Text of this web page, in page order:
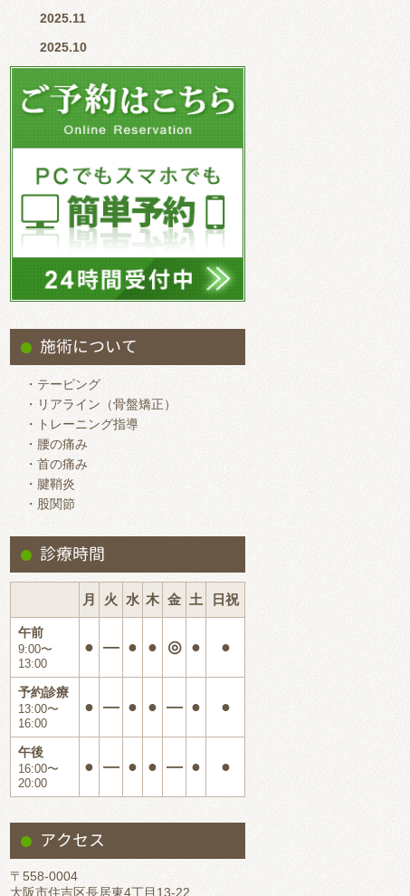
2025.11
2025.10
2025.8
2025.7
2025.5
2025.4
2025.2
2024.12
2024.11
2024.10
2024.9
2024.8
2024.7
2024.6
2024.5
2024.2
2024.1
2023.12
2023.11
2023.10
2023.9
2023.8
2023.7
2023.6
2023.5
施術について
・テーピング
・リアライン（骨盤矯正）
・トレーニング指導
・腰の痛み
・首の痛み
・腱鞘炎
・股関節
診療時間
月 火 水 木 金 土 日祝
午前
9:00〜
13:00
● ― ● ● ◎ ● ●
予約診療
13:00〜
16:00
● ― ● ● ― ● ●
午後
16:00〜
20:00
● ― ● ● ― ● ●
アクセス
〒558-0004
大阪市住吉区長居東4丁目13-22